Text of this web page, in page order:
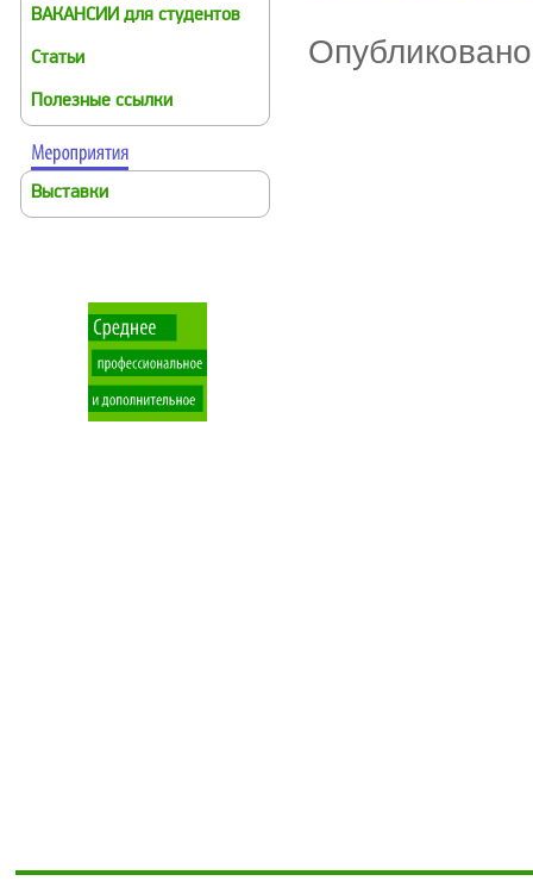
ВАКАНСИИ для студентов
Статьи
Полезные ссылки
Выставки